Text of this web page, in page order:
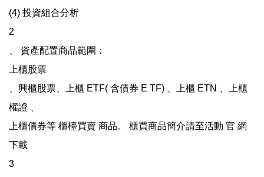
(4) 投資組合分析
2
、 資產配置商品範圍：
上櫃股票
、興櫃股票、上櫃 ETF( 含債券 E TF) 、上櫃 ETN 、上櫃
權證 、
上櫃債券等 櫃檯買賣 商品。 櫃買商品簡介請至活動 官 網
下載
3